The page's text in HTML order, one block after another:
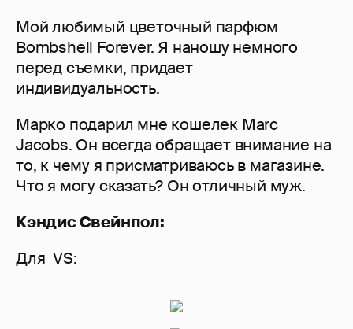
Мой любимый цветочный парфюм
Bombshell Forever. Я наношу немного
перед съемки, придает
индивидуальность.
Марко подарил мне кошелек Marc
Jacobs. Он всегда обращает внимание на
то, к чему я присматриваюсь в магазине.
Что я могу сказать? Он отличный муж.
Кэндис Свейнпол:
Для VS: